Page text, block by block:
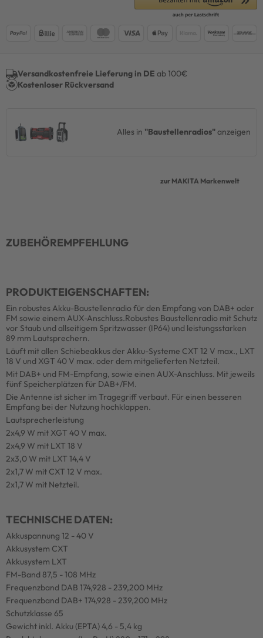
Versandkostenfreie Lieferung in DE ab 100€
Kostenloser Rückversand
Alles in "Baustellenradios"anzeigen
zur MAKITA Markenwelt
ZUBEHÖREMPFEHLUNG
PRODUKTEIGENSCHAFTEN:
Ein robustes Akku-Baustellenradio für den Empfang von DAB+ oder
FM sowie einem AUX-Anschluss.Robustes Baustellenradio mit Schutz
vor Staub und allseitigem Spritzwasser (IP64) und leistungsstarken
89 mm Lautsprechern.
Läuft mit allen Schiebeakkus der Akku-Systeme CXT 12 V max., LXT
18 V und XGT 40 V max. oder dem mitgelieferten Netzteil.
Mit DAB+ und FM-Empfang, sowie einen AUX-Anschluss. Mit jeweils
fünf Speicherplätzen für DAB+/FM.
Die Antenne ist sicher im Tragegriff verbaut. Für einen besseren
Empfang bei der Nutzung hochklappen.
Lautsprecherleistung
2x4,9 W mit XGT 40 V max.
2x4,9 W mit LXT 18 V
2x3,0 W mit LXT 14,4 V
2x1,7 W mit CXT 12 V max.
2x1,7 W mit Netzteil.
TECHNISCHE DATEN:
Akkuspannung 12 - 40 V
Akkusystem CXT
Akkusystem LXT
FM-Band 87,5 - 108 MHz
Frequenzband DAB 174,928 - 239,200 MHz
Frequenzband DAB+ 174,928 - 239,200 MHz
Schutzklasse 65
Gewicht inkl. Akku (EPTA) 4,6 - 5,4 kg